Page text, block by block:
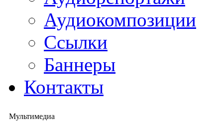
Аудиокомпозиции
Ссылки
Баннеры
Контакты
Мультимедиа